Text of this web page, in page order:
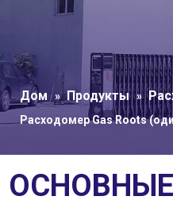
Дом » Продукты »
Расходомер Gas Roots